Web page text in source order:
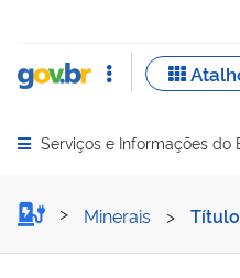
Abrir menu principal de
Serviços e Informações do
Requerer
Minerais >